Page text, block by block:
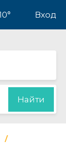
Вход
Найти